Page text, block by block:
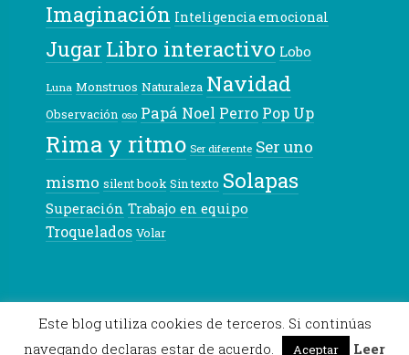
Imaginación Inteligencia emocional
Jugar Libro interactivo Lobo
Luna Monstruos Naturaleza Navidad
Observación oso Papá Noel Perro Pop Up
Rima y ritmo Ser diferente Ser uno
mismo silent book Sin texto Solapas
Superación Trabajo en equipo
Troquelados Volar
© 2026 Pekeleke
Este blog utiliza cookies de terceros. Si continúas
navegando declaras estar de acuerdo.
Aceptar Leer